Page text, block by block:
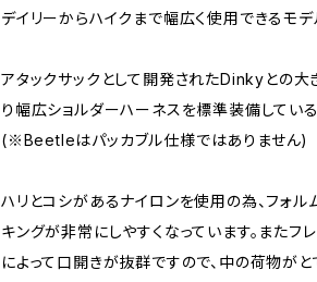
デイリーからハイクまで幅広く使用できるモデ
アタックサックとして開発されたDinkyとの大
り幅広ショルダーハーネスを標準装備している
(※Beetleはパッカブル仕様ではありません)
ハリとコシがあるナイロンを使用の為、フォル
キングが非常にしやすくなっています。またフ
によって口開きが抜群ですので、中の荷物がと